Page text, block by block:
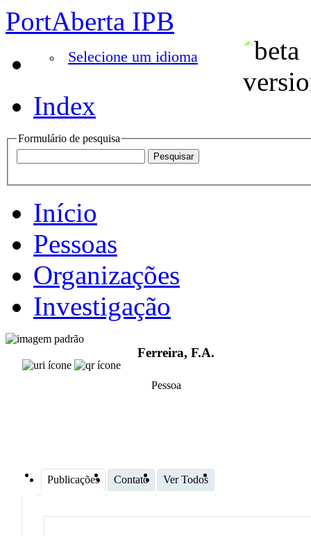
PortAberta IPB
Selecione um idioma
Index
Formulário de pesquisa
Início
Pessoas
Organizações
Investigação
Ferreira, F.A.
Pessoa
Publicações Contato Ver Todos